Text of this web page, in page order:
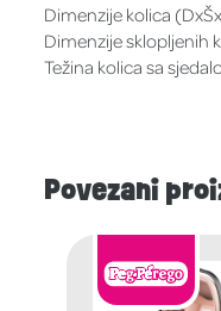
Dimenzije kolica
Dimenzije sklopljenih
Težina kolica sa
Povezani